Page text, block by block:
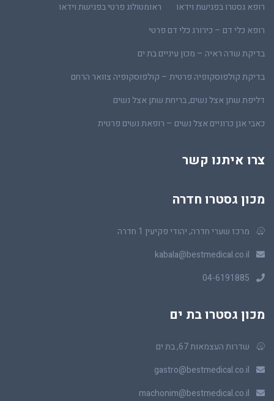
רופא גסטרו בפגישת וידאו
ראומטולוג פרטי בפגישת וידאו
רופא כלי דם – כירורג כלי דם פרטי
בדיקת שדה ראיה – מכון עיניים בת ים
בדיקת קולפוסקופיה פרטית – קולפוסקופיה צוואר הרחם
דליפת שתן אצל נשים, בריחת שתן אצל נשים
כאבי אגן כרוניים אצל נשים – רופאת נשים פרטית
צרו איתנו קשר
מכון גסטרו חדרה
מרכז שערי חדרה, יהודי פקיעין 1 חדרה
kabala@bestmedical.co.il
04-6191885
מכון גסטרו בת ים
שדרות העצמאות 67, בת ים
gastro@bestmedical.co.il
machonim@bestmedical.co.il